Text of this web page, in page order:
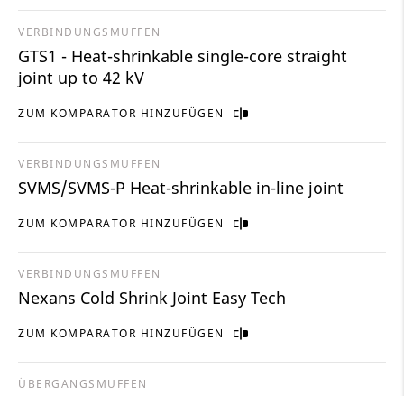
ZUM KOMPARATOR HINZUFÜGEN
VERBINDUNGSMUFFEN
GTS1 - Heat-shrinkable single-core straight
joint up to 42 kV
ZUM KOMPARATOR HINZUFÜGEN
VERBINDUNGSMUFFEN
SVMS/SVMS-P Heat-shrinkable in-line joint
ZUM KOMPARATOR HINZUFÜGEN
VERBINDUNGSMUFFEN
Nexans Cold Shrink Joint Easy Tech
ÜBERGANGSMUFFEN